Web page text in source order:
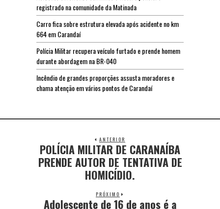
registrado na comunidade da Matinada
Carro fica sobre estrutura elevada após acidente no km
664 em Carandaí
Polícia Militar recupera veículo furtado e prende homem
durante abordagem na BR-040
Incêndio de grandes proporções assusta moradores e
chama atenção em vários pontos de Carandaí
ANTERIOR
POLÍCIA MILITAR DE CARANAÍBA
PRENDE AUTOR DE TENTATIVA DE
HOMICÍDIO.
PRÓXIMO
Adolescente de 16 de anos é a